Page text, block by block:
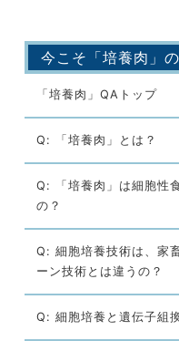
今こそ「培養肉」
「培養肉」QAトップ
Q: 「培養肉」とは？
Q: 「培養肉」は細胞性
の？
Q: 細胞培養技術は、家
ーン技術とは違うの？
Q: 細胞培養と遺伝子組